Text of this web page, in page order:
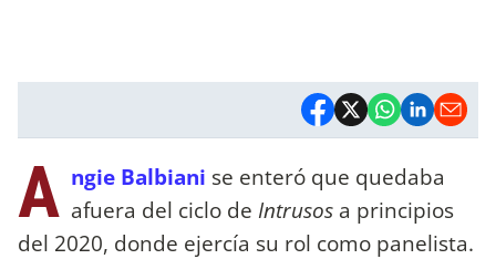
A ngie Balbiani se enteró que quedaba
afuera del ciclo de Intrusos a principios
del 2020, donde ejercía su rol como panelista.